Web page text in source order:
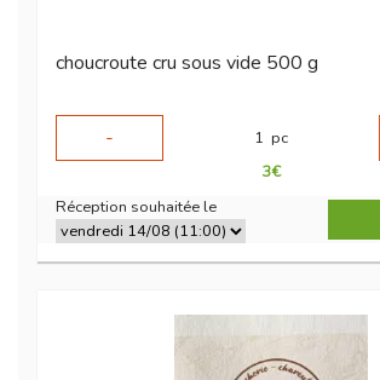
choucroute cru sous vide 500 g
-
1 pc
3€
Réception souhaitée le